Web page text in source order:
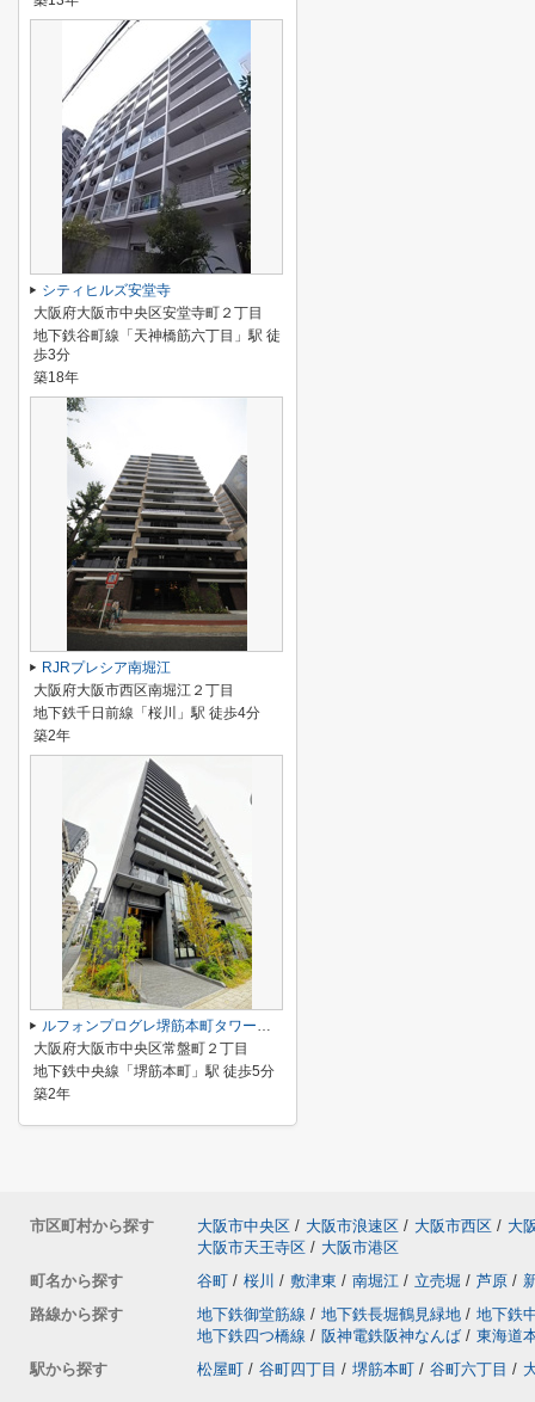
シティヒルズ安堂寺
大阪府大阪市中央区安堂寺町２丁目
地下鉄谷町線「天神橋筋六丁目」駅 徒
歩3分
築18年
RJRプレシア南堀江
大阪府大阪市西区南堀江２丁目
地下鉄千日前線「桜川」駅 徒歩4分
築2年
ルフォンプログレ堺筋本町タワーレジデンス
大阪府大阪市中央区常盤町２丁目
地下鉄中央線「堺筋本町」駅 徒歩5分
築2年
市区町村から探す 大阪市中央区 / 大阪市浪速区 / 大阪市西区 / 大
大阪市天王寺区 / 大阪市港区
町名から探す
谷町 / 桜川 / 敷津東 / 南堀江 / 立売堀 / 芦原 /
路線から探す
地下鉄御堂筋線 / 地下鉄長堀鶴見緑地 / 地下鉄
地下鉄四つ橋線 / 阪神電鉄阪神なんば / 東海道
駅から探す
松屋町 / 谷町四丁目 / 堺筋本町 / 谷町六丁目 /